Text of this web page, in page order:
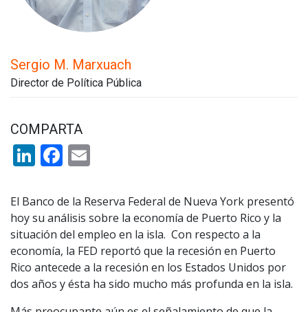
Sergio M. Marxuach
Director de Política Pública
COMPARTA
LinkedIn
Facebook
El Banco de la Reserva Federal de Nueva York presentó
hoy su análisis sobre la economía de Puerto Rico y la
situación del empleo en la isla. Con respecto a la
economía, la FED reportó que la recesión en Puerto
Rico antecede a la recesión en los Estados Unidos por
dos años y ésta ha sido mucho más profunda en la isla.